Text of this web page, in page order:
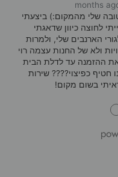
שלי מהמקום:) ביצעתי
לחוצה כיוון שדאגתי
הארנבים שלי, ולמרות
ולא של החנות עצמה רוי
ההזמנה עד לדלת הבית
חטיף כפיצוי???? שירות
בשום מקום!